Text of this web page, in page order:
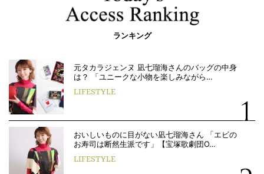
ランキング
元タカラジェンヌ 凪七瑠海さんのバッグの中身
は？ 「ユニークな小物を楽しみながら…
LIFESTYLE
おいしいものに目がない凪七瑠海さん 「エビの
お寿司は断然生派です」【宝塚歌劇団O…
LIFESTYLE